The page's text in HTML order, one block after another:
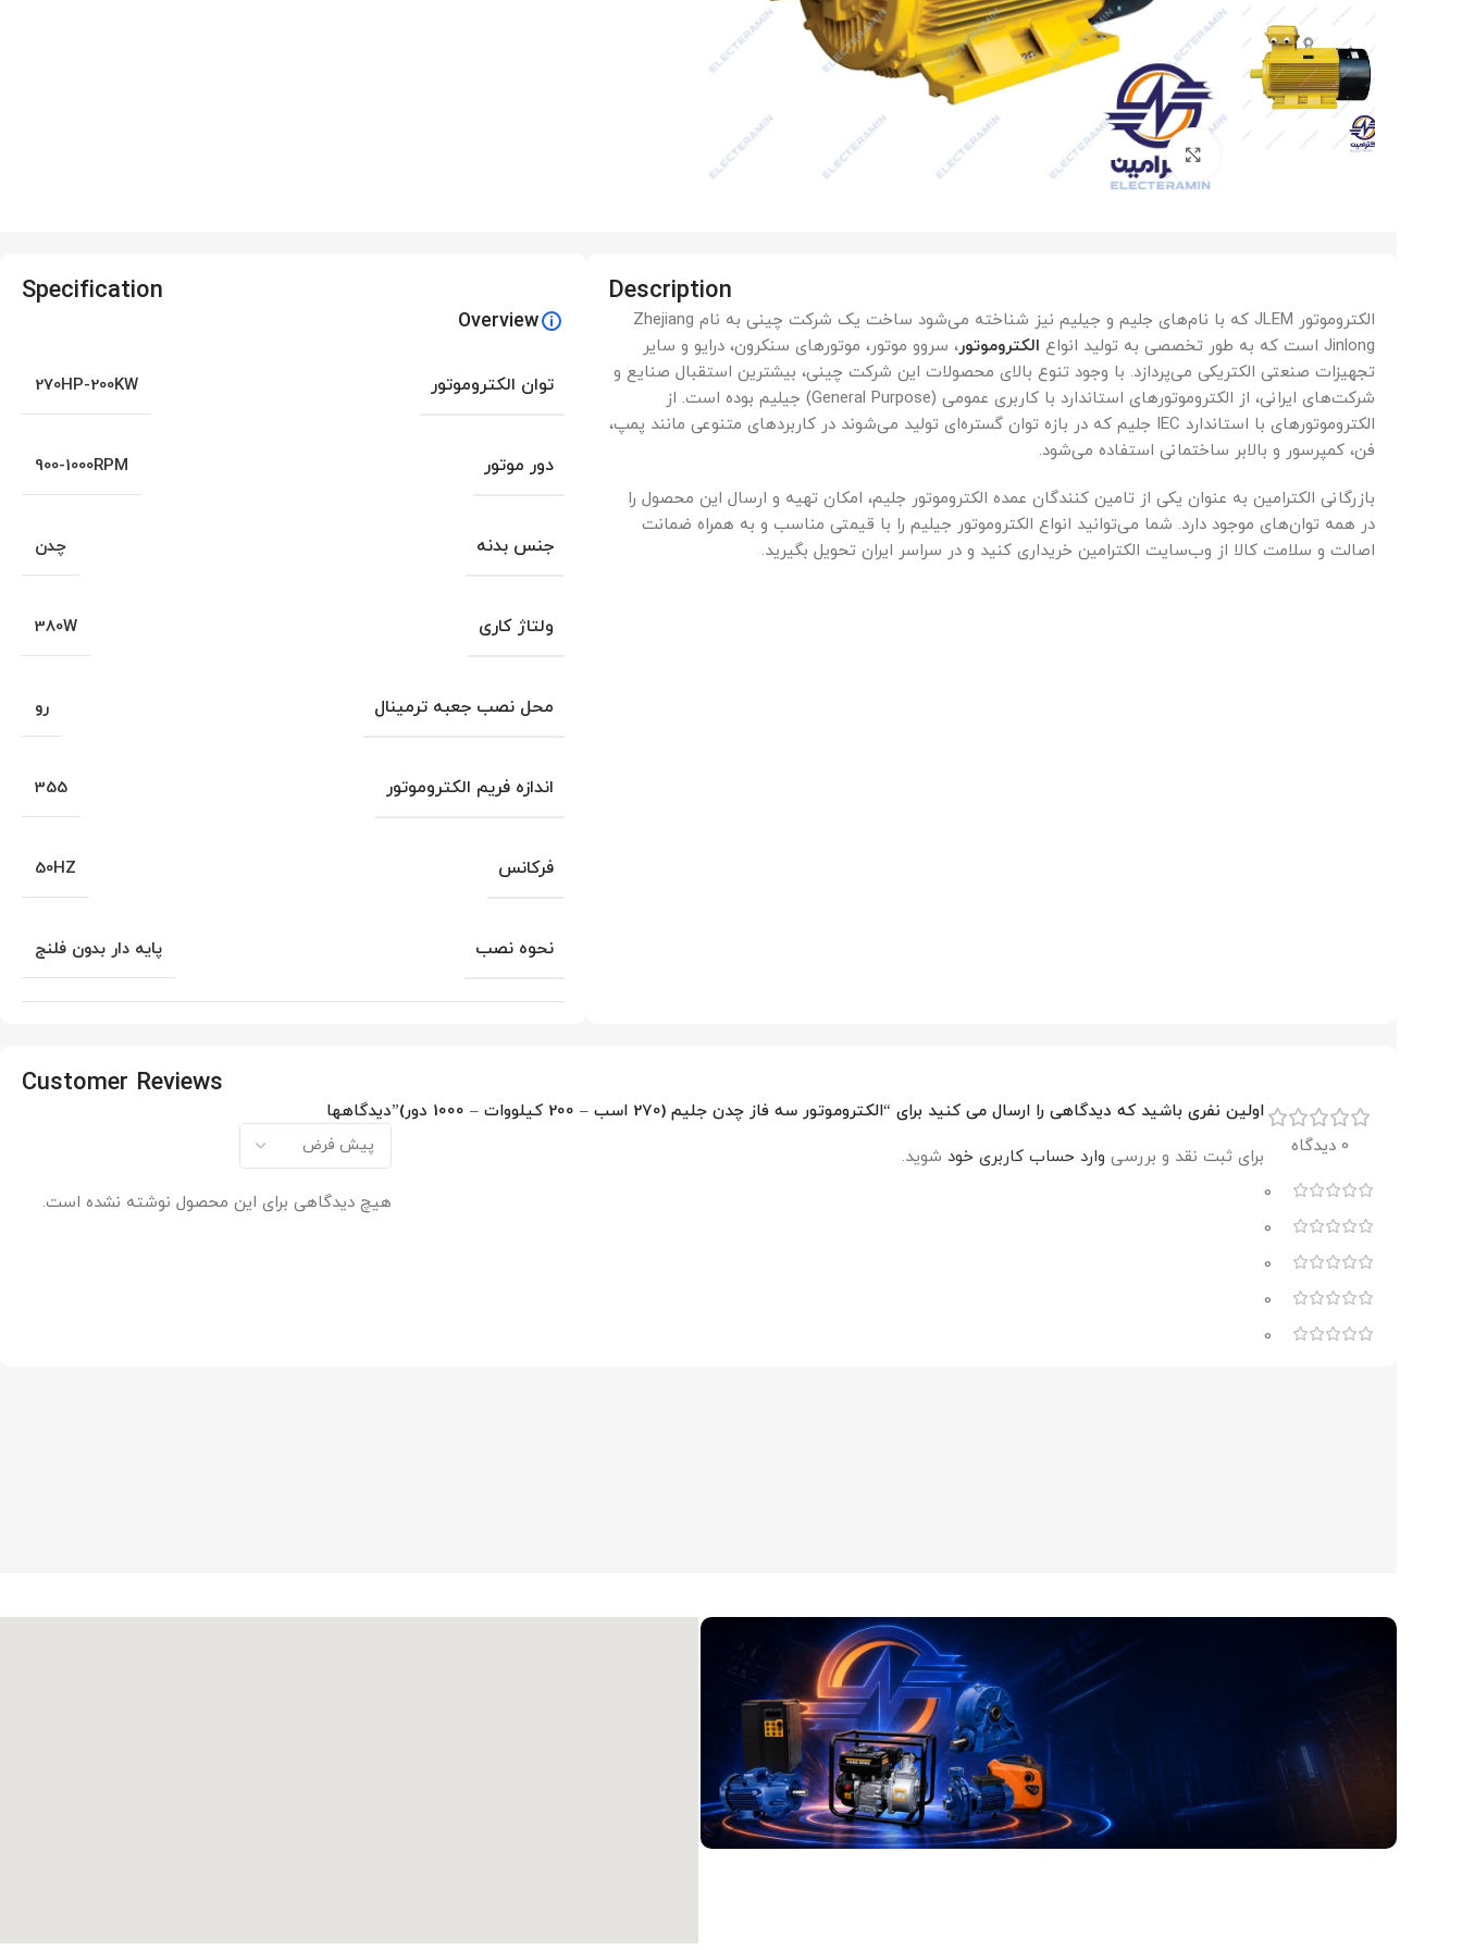
برای بزرگنمایی کلیک کنید
Description
الکتروموتور JLEM که با نام‌های جلیم و جیلیم نیز شناخته می‌شود ساخت یک شرکت چینی به نام Zhejiang
Jinlong است که به طور تخصصی به تولید انواع
الکتروموتور، سروو موتور، موتورهای سنکرون، درایو و سایر
تجهیزات صنعتی الکتریکی می‌پردازد. با وجود تنوع بالای محصولات این شرکت چینی، بیشترین استقبال صنایع و
شرکت‌های ایرانی، از الکتروموتورهای استاندارد با کاربری عمومی (General Purpose) جیلیم بوده است. از
الکتروموتورهای با استاندارد IEC جلیم که در بازه توان گستره‌ای تولید می‌شوند در کاربردهای متنوعی مانند پمپ،
فن، کمپرسور و بالابر ساختمانی استفاده می‌شود.
بازرگانی الکترامین به عنوان یکی از تامین کنندگان عمده الکتروموتور جلیم، امکان تهیه و ارسال این محصول را
در همه توان‌های موجود دارد. شما می‌توانید انواع الکتروموتور جیلیم را با قیمتی مناسب و به همراه ضمانت
اصالت و سلامت کالا از وب‌سایت الکترامین خریداری کنید و در سراسر ایران تحویل بگیرید.
Specification
Overview
توان الکتروموتور 270HP-200KW
دور موتور 900-1000RPM
جنس بدنه چدن
ولتاژ کاری 380W
محل نصب جعبه ترمینال رو
اندازه فریم الکتروموتور 355
فرکانس 50HZ
نحوه نصب پایه دار بدون فلنج
Customer Reviews
0 دیدگاه
0
0
0
0
0
دیدگاهها
هیچ دیدگاهی برای این محصول نوشته نشده است.
اولین نفری باشید که دیدگاهی را ارسال می کنید برای “الکتروموتور سه فاز چدن جلیم (270 اسب – 200 کیلووات – 1000 دور)”
برای ثبت نقد و بررسی وارد حساب کاربری خود شوید.